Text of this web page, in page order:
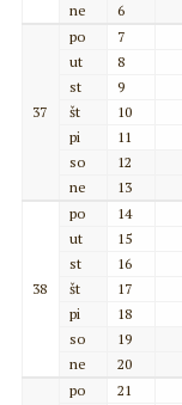
ne
6
37
po
7
ut
8
st
9
št
10
pi
11
so
12
ne
13
38
po
14
ut
15
st
16
št
17
pi
18
so
19
ne
20
po
21